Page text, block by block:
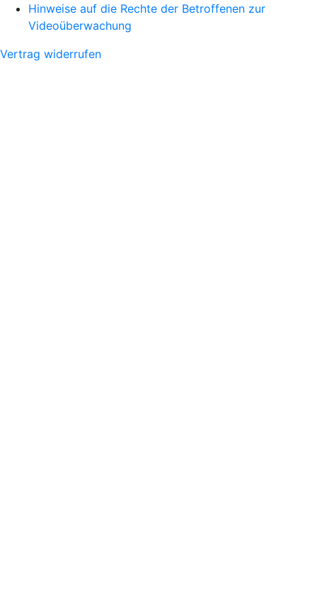
Hinweise auf die Rechte der Betroffenen zur
Videoüberwachung
Vertrag widerrufen